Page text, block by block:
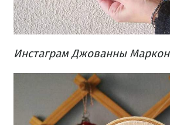
Инстаграм Джованны Маркон